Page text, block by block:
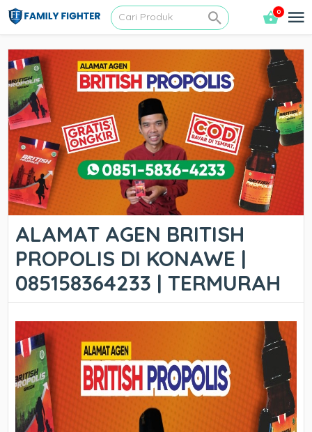
0
ALAMAT AGEN BRITISH
PROPOLIS DI KONAWE |
085158364233 | TERMURAH